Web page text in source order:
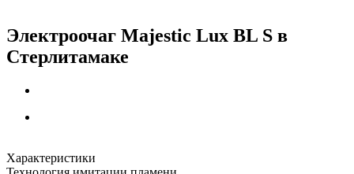
Электроочаг Majestic Lux BL S в
Стерлитамаке
Характеристики